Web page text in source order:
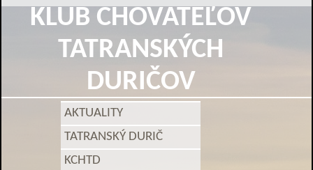
KLUB CHOVATEĽOV
TATRANSKÝCH
DURIČOV
AKTUALITY
TATRANSKÝ DURIČ
KCHTD